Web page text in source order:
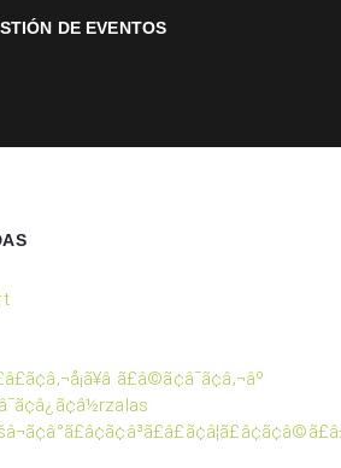
DE EVENTOS
ã£â©ã¢â¯ã¢â‚¬âº